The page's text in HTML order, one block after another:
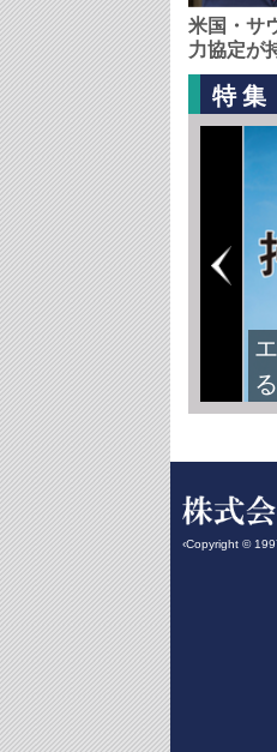
米国・サ
力協定が
特集
‹Copyright ©